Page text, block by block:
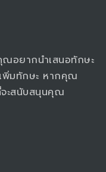
อยากนำเสนอทักษะ
มทักษะ หากคุณ
ะสนับสนุนคุณ